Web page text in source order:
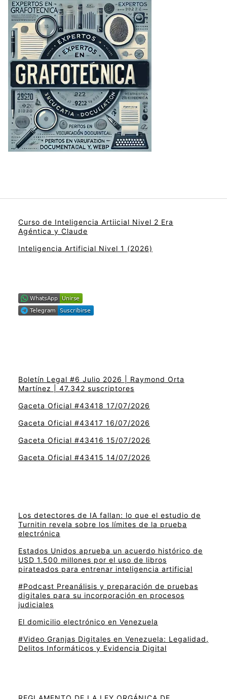
Curso de Inteligencia Artiicial Nivel 2 Era
Agéntica y Claude
Inteligencia Artificial Nivel 1 (2026)
Boletín Legal #6 Julio 2026 | Raymond Orta
Martínez | 47.342 suscriptores
Gaceta Oficial #43418 17/07/2026
Gaceta Oficial #43417 16/07/2026
Gaceta Oficial #43416 15/07/2026
Gaceta Oficial #43415 14/07/2026
Los detectores de IA fallan: lo que el estudio de
Turnitin revela sobre los límites de la prueba
electrónica
Estados Unidos aprueba un acuerdo histórico de
USD 1.500 millones por el uso de libros
pirateados para entrenar inteligencia artificial
#Podcast Preanálisis y preparación de pruebas
digitales para su incorporación en procesos
judiciales
El domicilio electrónico en Venezuela
#Video Granjas Digitales en Venezuela: Legalidad,
Delitos Informáticos y Evidencia Digital